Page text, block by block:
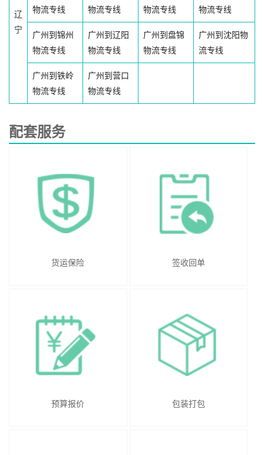
辽
宁
物流专线
物流专线
物流专线
物流专线
广州到锦州
物流专线
广州到辽阳
物流专线
广州到盘锦
物流专线
广州到沈阳物
流专线
广州到铁岭
物流专线
广州到营口
物流专线
配套服务
货运保险 签收回单
预算报价 包装打包